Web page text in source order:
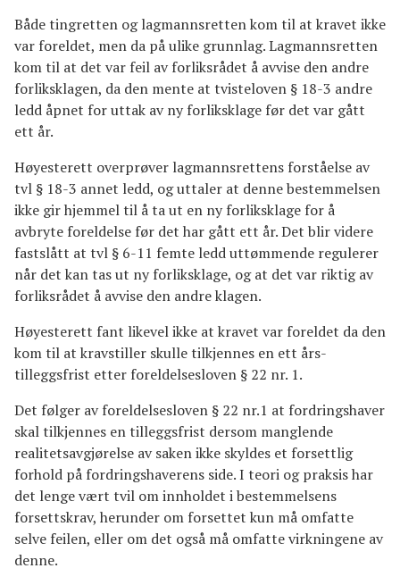
Både tingretten og lagmannsretten kom til at kravet ikke
var foreldet, men da på ulike grunnlag. Lagmannsretten
kom til at det var feil av forliksrådet å avvise den andre
forliksklagen, da den mente at tvisteloven § 18-3 andre
ledd åpnet for uttak av ny forliksklage før det var gått
ett år.
Høyesterett overprøver lagmannsrettens forståelse av
tvl § 18-3 annet ledd, og uttaler at denne bestemmelsen
ikke gir hjemmel til å ta ut en ny forliksklage for å
avbryte foreldelse før det har gått ett år. Det blir videre
fastslått at tvl § 6-11 femte ledd uttømmende regulerer
når det kan tas ut ny forliksklage, og at det var riktig av
forliksrådet å avvise den andre klagen.
Høyesterett fant likevel ikke at kravet var foreldet da den
kom til at kravstiller skulle tilkjennes en ett års-
tilleggsfrist etter foreldelsesloven § 22 nr. 1.
Det følger av foreldelsesloven § 22 nr.1 at fordringshaver
skal tilkjennes en tilleggsfrist dersom manglende
realitetsavgjørelse av saken ikke skyldes et forsettlig
forhold på fordringshaverens side. I teori og praksis har
det lenge vært tvil om innholdet i bestemmelsens
forsettskrav, herunder om forsettet kun må omfatte
selve feilen, eller om det også må omfatte virkningene av
denne.